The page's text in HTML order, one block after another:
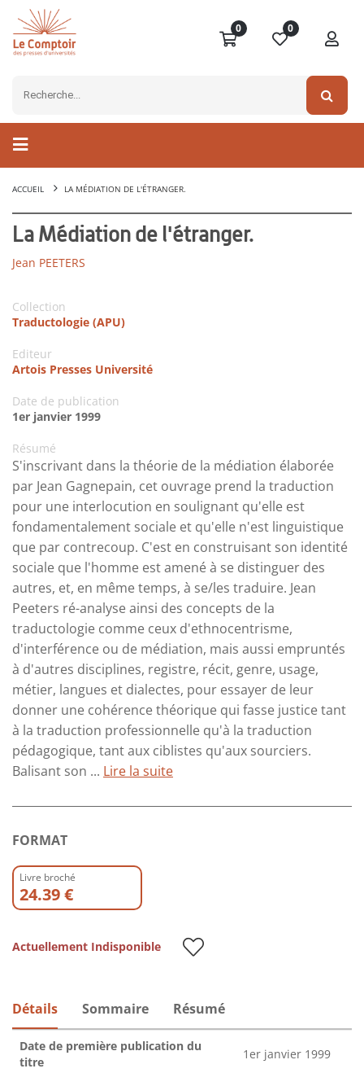
0 0
ACCUEIL LA MÉDIATION DE L'ÉTRANGER.
La Médiation de l'étranger.
Jean PEETERS
Collection
Traductologie (APU)
Editeur
Artois Presses Université
Date de publication
1er janvier 1999
Résumé
S'inscrivant dans la théorie de la médiation élaborée
par Jean Gagnepain, cet ouvrage prend la traduction
pour une interlocution en soulignant qu'elle est
fondamentalement sociale et qu'elle n'est linguistique
que par contrecoup. C'est en construisant son identité
sociale que l'homme est amené à se distinguer des
autres, et, en même temps, à se/les traduire. Jean
Peeters ré-analyse ainsi des concepts de la
traductologie comme ceux d'ethnocentrisme,
d'interférence ou de médiation, mais aussi empruntés
à d'autres disciplines, registre, récit, genre, usage,
métier, langues et dialectes, pour essayer de leur
donner une cohérence théorique qui fasse justice tant
à la traduction professionnelle qu'à la traduction
pédagogique, tant aux ciblistes qu'aux sourciers.
Balisant son ... Lire la suite
FORMAT
Livre broché
24.39 €
Actuellement Indisponible
Détails Sommaire Résumé
Date de première publication du
titre
1er janvier 1999